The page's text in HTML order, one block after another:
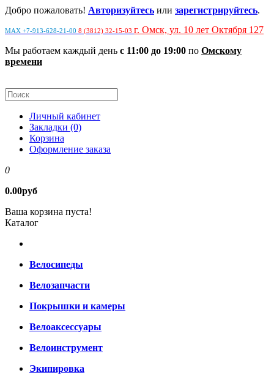
Добро пожаловать! Авторизуйтесь или зарегистрируйтесь.
MAX +7-913-628-21-00 8 (3812) 32-15-03 г. Омск, ул. 10 лет Октября 127
Мы работаем каждый день с 11:00 до 19:00 по Омскому
времени
Личный кабинет
Закладки (0)
Корзина
Оформление заказа
0
0.00руб
Ваша корзина пуста!
Каталог
Велосипеды
Велозапчасти
Покрышки и камеры
Велоаксессуары
Велоинструмент
Экипировка